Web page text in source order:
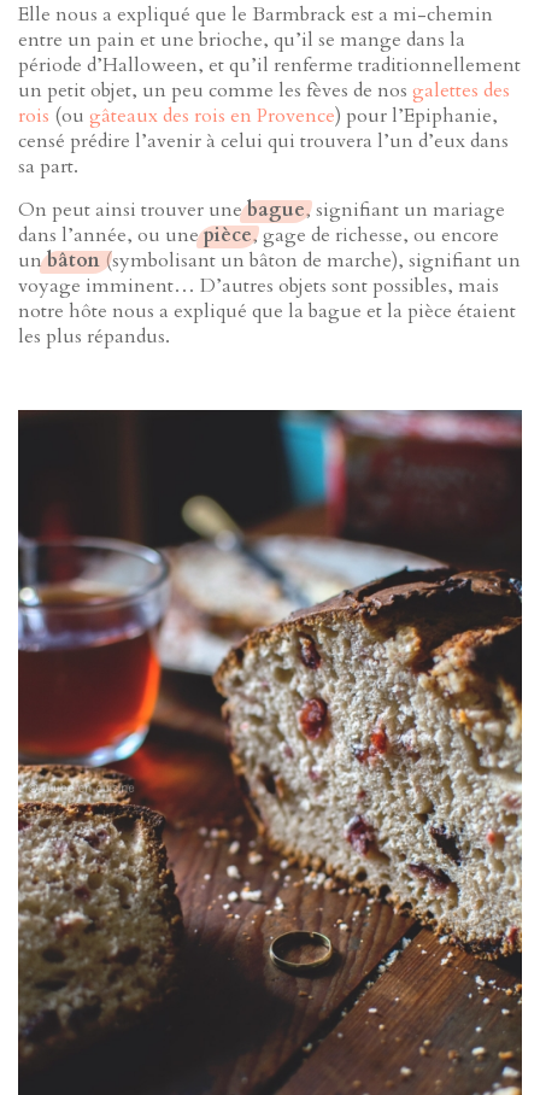
Elle nous a expliqué que le Barmbrack est a mi-chemin
entre un pain et une brioche, qu’il se mange dans la
période d’Halloween, et qu’il renferme traditionnellement
un petit objet, un peu comme les fèves de nos galettes des
rois (ou gâteaux des rois en Provence) pour l’Epiphanie,
censé prédire l’avenir à celui qui trouvera l’un d’eux dans
sa part.
On peut ainsi trouver unebague, signifiant un mariage
dans l’année, ou unepièce, gage de richesse, ou encore
unbâton (symbolisant un bâton de marche), signifiant un
voyage imminent… D’autres objets sont possibles, mais
notre hôte nous a expliqué que la bague et la pièce étaient
les plus répandus.